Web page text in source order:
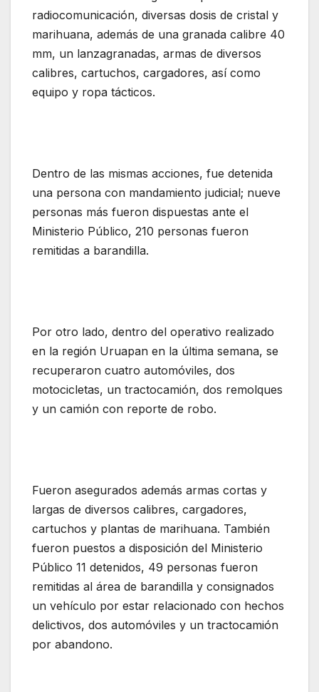
radiocomunicación, diversas dosis de cristal y
marihuana, además de una granada calibre 40
mm, un lanzagranadas, armas de diversos
calibres, cartuchos, cargadores, así como
equipo y ropa tácticos.
Dentro de las mismas acciones, fue detenida
una persona con mandamiento judicial; nueve
personas más fueron dispuestas ante el
Ministerio Público, 210 personas fueron
remitidas a barandilla.
Por otro lado, dentro del operativo realizado
en la región Uruapan en la última semana, se
recuperaron cuatro automóviles, dos
motocicletas, un tractocamión, dos remolques
y un camión con reporte de robo.
Fueron asegurados además armas cortas y
largas de diversos calibres, cargadores,
cartuchos y plantas de marihuana. También
fueron puestos a disposición del Ministerio
Público 11 detenidos, 49 personas fueron
remitidas al área de barandilla y consignados
un vehículo por estar relacionado con hechos
delictivos, dos automóviles y un tractocamión
por abandono.